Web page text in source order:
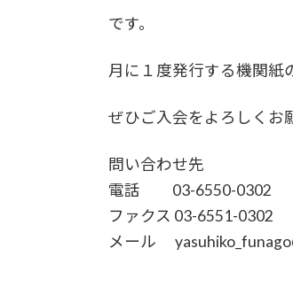
です。
月に１度発行する機関紙
ぜひご入会をよろしくお
問い合わせ先
電話 03-6550-0302
ファクス 03-6551-0302
メール